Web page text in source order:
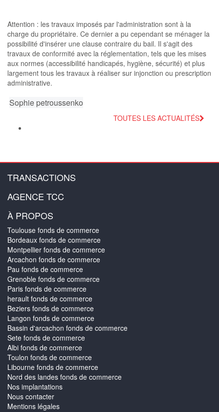
Attention : les travaux imposés par l'administration sont à la
charge du propriétaire. Ce dernier a pu cependant se ménager la
possibilité d'insérer une clause contraire du bail. Il s'agit des
travaux de conformité avec la réglementation, tels que les mises
aux normes (accessibilité handicapés, hygiène, sécurité) et plus
largement tous les travaux à réaliser sur injonction ou prescription
administrative.
Sophie petroussenko
TOUTES LES ACTUALITÉS
TRANSACTIONS
AGENCE TCC
À PROPOS
Toulouse fonds de commerce
Bordeaux fonds de commerce
Montpellier fonds de commerce
Arcachon fonds de commerce
Pau fonds de commerce
Grenoble fonds de commerce
Paris fonds de commerce
herault fonds de commerce
Beziers fonds de commerce
Langon fonds de commerce
Bassin d'arcachon fonds de commerce
Sete fonds de commerce
Albi fonds de commerce
Toulon fonds de commerce
Libourne fonds de commerce
Nord des landes fonds de commerce
Nos implantations
Nous contacter
Mentions légales